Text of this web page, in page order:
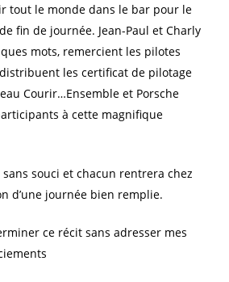
tout le monde dans le bar pour le
fin de journée. Jean-Paul et Charly
mots, remercient les pilotes
les certificat de pilotage
Courir…Ensemble et Porsche
à cette magnifique
souci et chacun rentrera chez
d’une journée bien remplie.
ce récit sans adresser mes